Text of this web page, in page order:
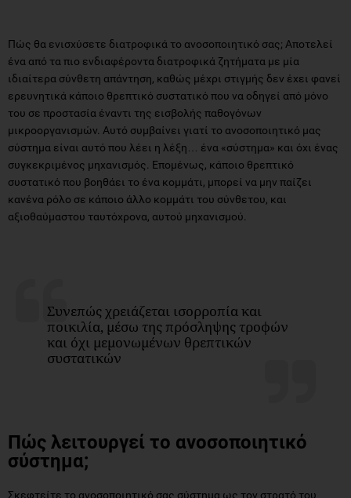
Πώς θα ενισχύσετε διατροφικά το ανοσοποιητικό σας; Αποτελεί
ένα από τα πιο ενδιαφέροντα διατροφικά ζητήματα με μία
ιδιαίτερα σύνθετη απάντηση, καθώς μέχρι στιγμής δεν έχει φανεί
ερευνητικά κάποιο θρεπτικό συστατικό που να οδηγεί από μόνο
του σε προστασία έναντι της εισβολής παθογόνων
μικροοργανισμών. Αυτό συμβαίνει γιατί το ανοσοποιητικό μας
σύστημα είναι αυτό που λέει η λέξη… ένα «σύστημα» και όχι ένας
συγκεκριμένος μηχανισμός. Επομένως, κάποιο θρεπτικό
συστατικό που βοηθάει το ένα κομμάτι, μπορεί να μην παίζει
κανένα ρόλο σε κάποιο άλλο κομμάτι του σύνθετου, και
αξιοθαύμαστου ταυτόχρονα, αυτού μηχανισμού.
Συνεπώς χρειάζεται ισορροπία και
ποικιλία, μέσω της πρόσληψης τροφών
και όχι μεμονωμένων θρεπτικών
συστατικών
Πώς λειτουργεί το ανοσοποιητικό
σύστημα;
Σκεφτείτε το ανοσοποιητικό σας σύστημα ως τον στρατό του